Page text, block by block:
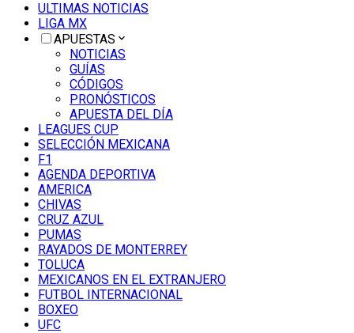
ULTIMAS NOTICIAS
LIGA MX
APUESTAS
NOTICIAS
GUÍAS
CÓDIGOS
PRONÓSTICOS
APUESTA DEL DÍA
LEAGUES CUP
SELECCIÓN MEXICANA
F1
AGENDA DEPORTIVA
AMERICA
CHIVAS
CRUZ AZUL
PUMAS
RAYADOS DE MONTERREY
TOLUCA
MEXICANOS EN EL EXTRANJERO
FUTBOL INTERNACIONAL
BOXEO
UFC